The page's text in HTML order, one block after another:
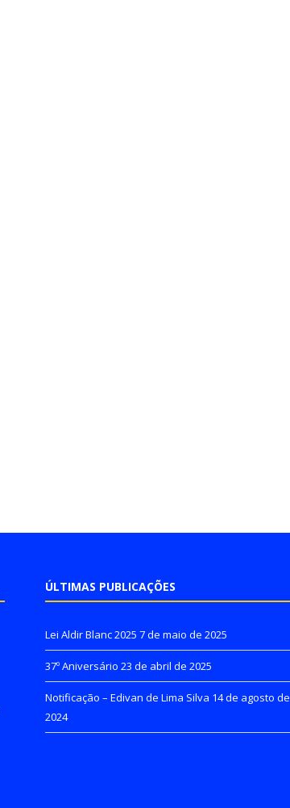
ÚLTIMAS PUBLICAÇÕES
Lei Aldir Blanc 2025 7 de maio de 2025
37º Aniversário 23 de abril de 2025
Notificação – Edivan de Lima Silva 14 de agosto de
2024